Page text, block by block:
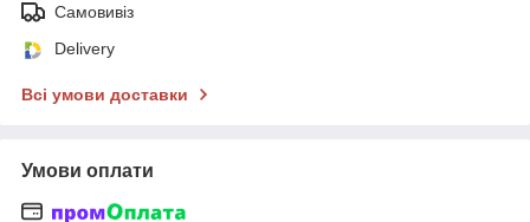
Самовивіз
Delivery
Всі умови доставки
Умови оплати